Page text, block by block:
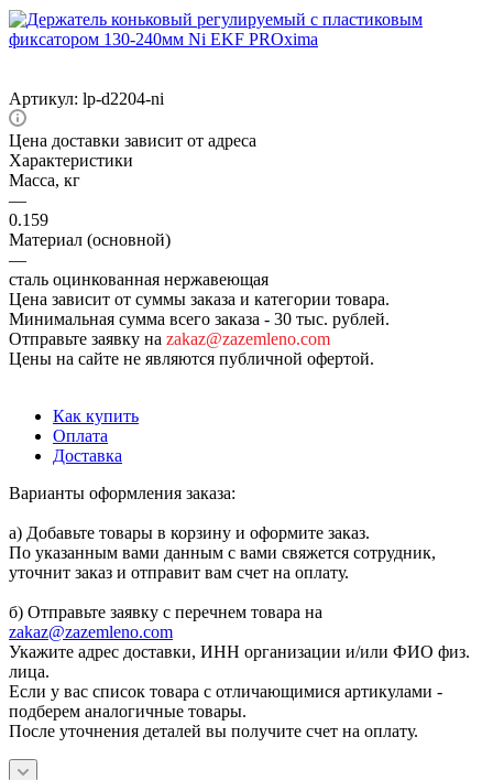
Артикул: lp-d2204-ni
Цена доставки зависит от адреса
Характеристики
Масса, кг
—
0.159
Материал (основной)
—
сталь оцинкованная нержавеющая
Цена зависит от суммы заказа и категории товара.
Минимальная сумма всего заказа - 30 тыс. рублей.
Отправьте заявку на zakaz@zazemleno.com
Цены на сайте не являются публичной офертой.
Как купить
Оплата
Доставка
Варианты оформления заказа:
а) Добавьте товары в корзину и оформите заказ.
По указанным вами данным с вами свяжется сотрудник,
уточнит заказ и отправит вам счет на оплату.
б) Отправьте заявку с перечнем товара на
zakaz@zazemleno.com
Укажите адрес доставки, ИНН организации и/или ФИО физ.
лица.
Если у вас список товара с отличающимися артикулами -
подберем аналогичные товары.
После уточнения деталей вы получите счет на оплату.